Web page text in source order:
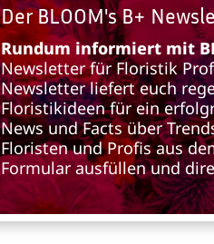
Der BLOOM's B+
Rundum informiert mit
Newsletter für Floristik
Newsletter liefert euch
Floristikideen für ein
News und Facts über
Floristen und Profis aus
Formular ausfüllen und